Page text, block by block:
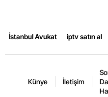
İstanbul Avukat iptv satın al
Künye İletişim